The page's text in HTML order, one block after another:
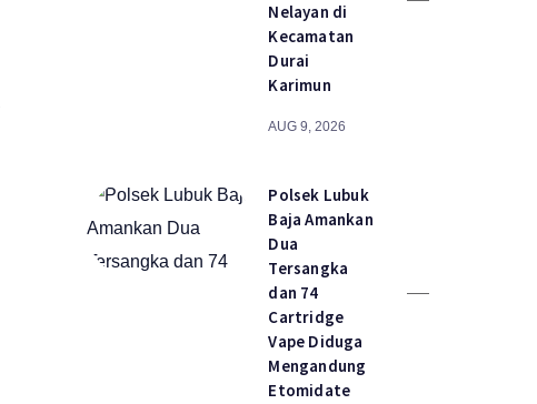
Nelayan di
Kecamatan
Durai
Karimun
AUG 9, 2026
Polsek Lubuk
Baja Amankan
Dua
Tersangka
dan 74
Cartridge
Vape Diduga
Mengandung
Etomidate